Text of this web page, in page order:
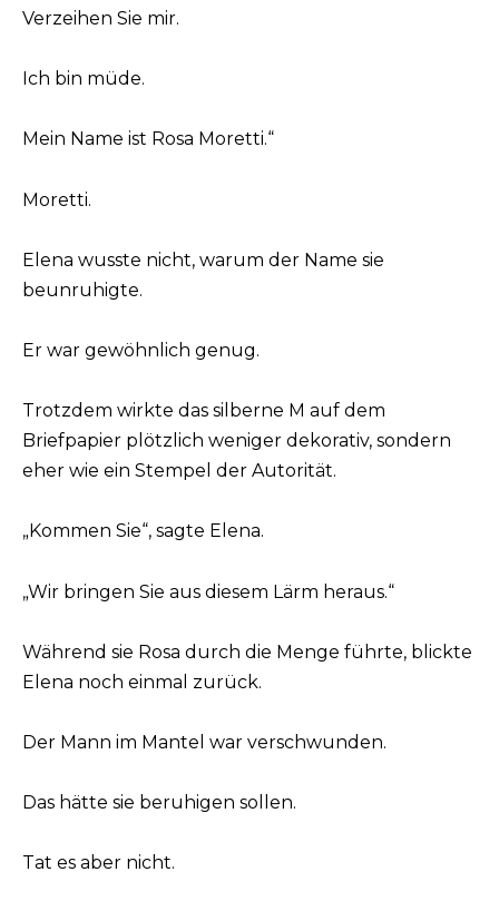
Verzeihen Sie mir.
Ich bin müde.
Mein Name ist Rosa Moretti.“
Moretti.
Elena wusste nicht, warum der Name sie
beunruhigte.
Er war gewöhnlich genug.
Trotzdem wirkte das silberne M auf dem
Briefpapier plötzlich weniger dekorativ, sondern
eher wie ein Stempel der Autorität.
„Kommen Sie“, sagte Elena.
„Wir bringen Sie aus diesem Lärm heraus.“
Während sie Rosa durch die Menge führte, blickte
Elena noch einmal zurück.
Der Mann im Mantel war verschwunden.
Das hätte sie beruhigen sollen.
Tat es aber nicht.